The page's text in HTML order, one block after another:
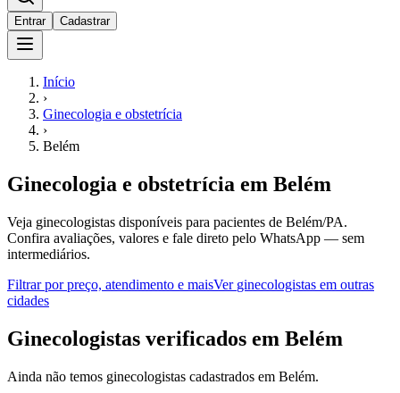
Entrar Cadastrar
Início
›
Ginecologia e obstetrícia
›
Belém
Ginecologia e obstetrícia em Belém
Veja ginecologistas disponíveis para pacientes de Belém/PA.
Confira avaliações, valores e fale direto pelo WhatsApp — sem
intermediários.
Filtrar por preço, atendimento e maisVer ginecologistas em outras
cidades
Ginecologistas verificados em Belém
Ainda não temos ginecologistas cadastrados em Belém.